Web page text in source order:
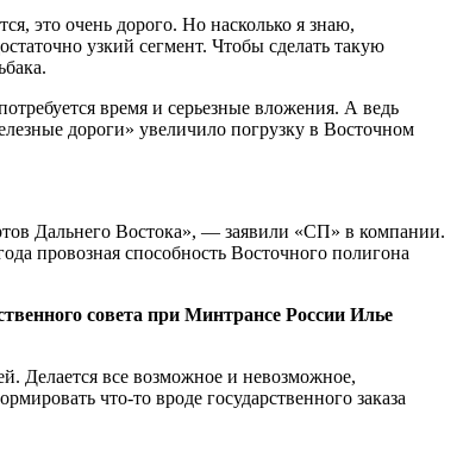
это очень дорого. Но насколько я знаю,
узкий сегмент. Чтобы сделать такую
время и серьезные вложения. А ведь
дороги» увеличило погрузку в Восточном
Дальнего Востока», — заявили «СП» в компании.
провозная способность Восточного полигона
совета при Минтрансе России Илье
Делается все возможное и невозможное,
что-то вроде государственного заказа